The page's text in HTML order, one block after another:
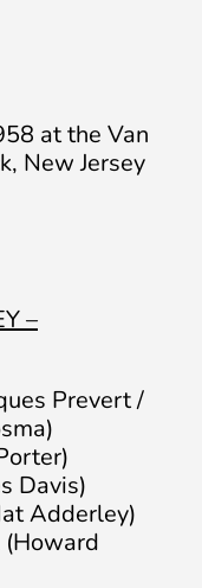
at the Van
New Jersey
–
Prevert /
Davis)
Adderley)